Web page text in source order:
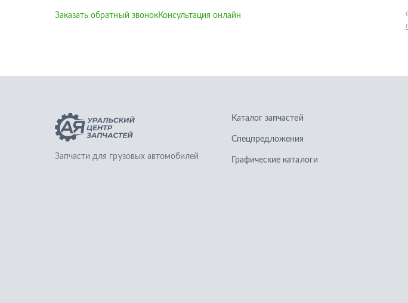
Заказать обратный звонокКонсультация онлайн
Запчасти для грузовых автомобилей
Спецпредложения
Графические каталоги